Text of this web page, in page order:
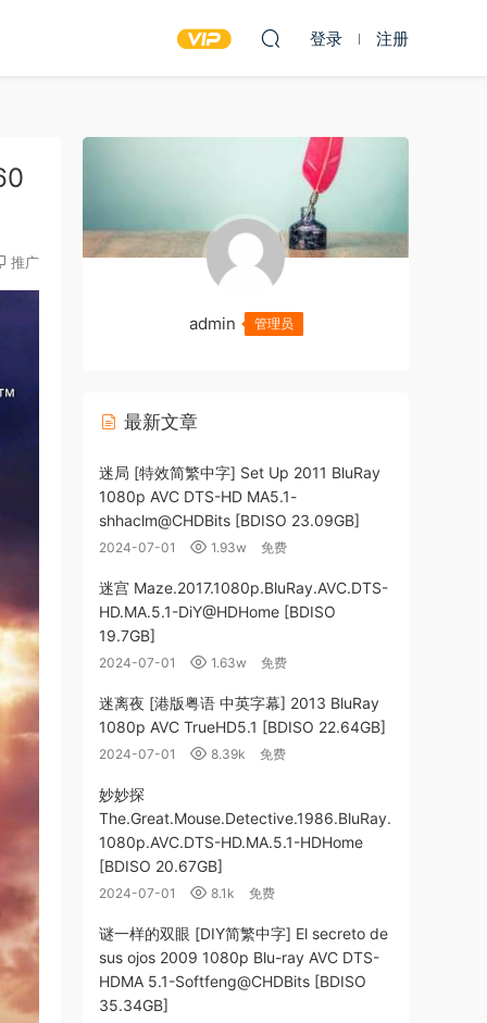
登录 注册
推广
admin 管理员
最新文章
迷局 [特效简繁中字] Set Up 2011 BluRay
1080p AVC DTS-HD MA5.1-
shhaclm@CHDBits [BDISO 23.09GB]
2024-07-01 1.93w 免费
迷宫 Maze.2017.1080p.BluRay.AVC.DTS-
HD.MA.5.1-DiY@HDHome [BDISO
19.7GB]
2024-07-01 1.63w 免费
迷离夜 [港版粤语 中英字幕] 2013 BluRay
1080p AVC TrueHD5.1 [BDISO 22.64GB]
2024-07-01 8.39k 免费
妙妙探
The.Great.Mouse.Detective.1986.BluRay.
1080p.AVC.DTS-HD.MA.5.1-HDHome
[BDISO 20.67GB]
2024-07-01 8.1k 免费
谜一样的双眼 [DIY简繁中字] El secreto de
sus ojos 2009 1080p Blu-ray AVC DTS-
HDMA 5.1-Softfeng@CHDBits [BDISO
35.34GB]